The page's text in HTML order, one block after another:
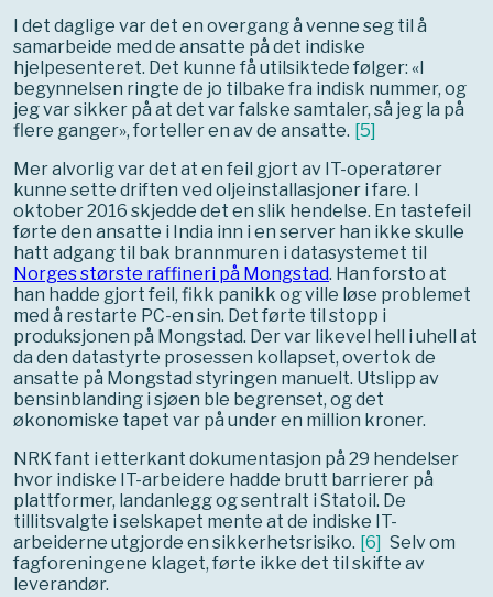
I det daglige var det en overgang å venne seg til å
samarbeide med de ansatte på det indiske
hjelpesenteret. Det kunne få utilsiktede følger: «I
begynnelsen ringte de jo tilbake fra indisk nummer, og
jeg var sikker på at det var falske samtaler, så jeg la på
flere ganger», forteller en av de ansatte. [5]
Mer alvorlig var det at en feil gjort av IT-operatører
kunne sette driften ved oljeinstallasjoner i fare. I
oktober 2016 skjedde det en slik hendelse. En tastefeil
førte den ansatte i India inn i en server han ikke skulle
hatt adgang til bak brannmuren i datasystemet til
Norges største raffineri på Mongstad. Han forsto at
han hadde gjort feil, fikk panikk og ville løse problemet
med å restarte PC-en sin. Det førte til stopp i
produksjonen på Mongstad. Der var likevel hell i uhell at
da den datastyrte prosessen kollapset, overtok de
ansatte på Mongstad styringen manuelt. Utslipp av
bensinblanding i sjøen ble begrenset, og det
økonomiske tapet var på under en million kroner.
NRK fant i etterkant dokumentasjon på 29 hendelser
hvor indiske IT-arbeidere hadde brutt barrierer på
plattformer, landanlegg og sentralt i Statoil. De
tillitsvalgte i selskapet mente at de indiske IT-
arbeiderne utgjorde en sikkerhetsrisiko. [6] Selv om
fagforeningene klaget, førte ikke det til skifte av
leverandør.